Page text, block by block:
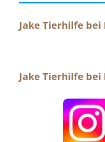
Jake Tierhilfe bei
Jake Tierhilfe